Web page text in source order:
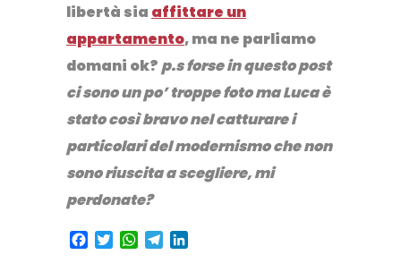
libertà sia affittare un
appartamento, ma ne parliamo
domani ok?p.s forse in questo post
ci sono un po’ troppe foto ma Luca è
stato così bravo nel catturare i
particolari del modernismo che non
sono riuscita a scegliere, mi
perdonate?
Facebook
TwitterWhatsApp
Telegram